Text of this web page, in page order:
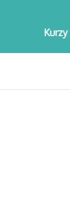
Kurzy